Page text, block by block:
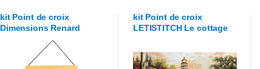
kit Point de croix
DimensionsRenard
kit Point de croix
LETISTITCHLe cottage